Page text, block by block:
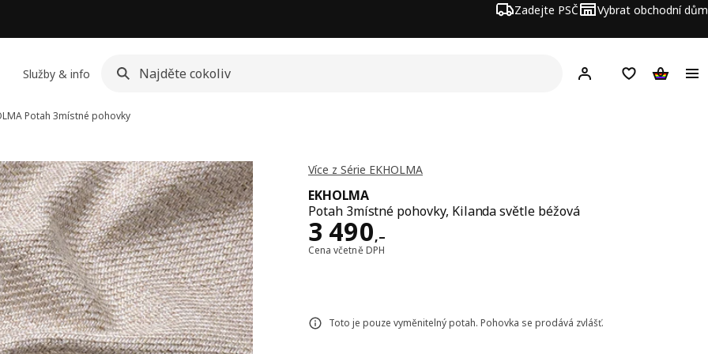
Zadejte PSČ Vybrat obchodní dům
Služby & info Hej! Přihlášení
NákupníNákupní
Potah 3místné pohovky
Více z Série EKHOLMA
EKHOLMA
Potah 3místné pohovky, Kilanda světle béžová
3 490,–
Cena 3490,–
Cena včetně DPH
Toto je pouze vyměnitelný potah. Pohovka se prodává zvlášť.